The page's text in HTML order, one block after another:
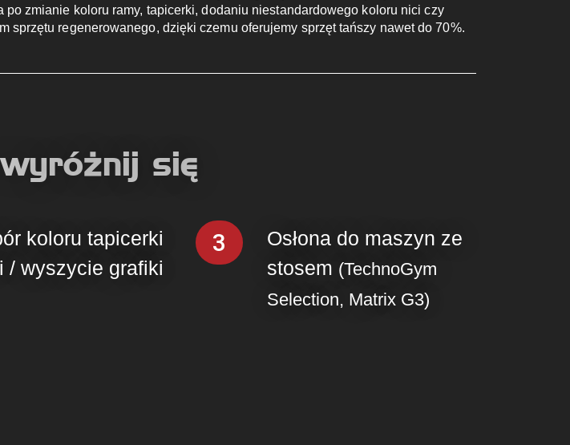
zmianie koloru ramy, tapicerki, dodaniu niestandardowego koloru nici czy
regenerowanego, dzięki czemu oferujemy sprzęt tańszy nawet do 70%.
się
koloru tapicerki
/ wyszycie grafiki
3
Osłona do maszyn ze
stosem (TechnoGym
Selection, Matrix G3)